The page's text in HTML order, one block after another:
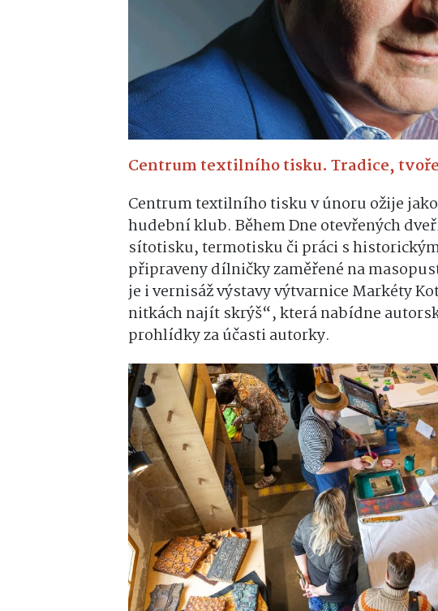
Centrum textilního tisku. Tradice,
Centrum textilního tisku v únoru ožije
hudební klub. Během Dne otevřených
sítotisku, termotisku či práci s
připraveny dílničky zaměřené na
je i vernisáž výstavy výtvarnice Markéty
nitkách najít skrýš“, která nabídne
prohlídky za účasti autorky.